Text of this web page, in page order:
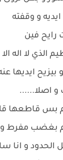
و وقفته
فين
الذي لا اله
ايديها
و اصلا......
بس قاطعها
بغضب مفرط
الحدود و